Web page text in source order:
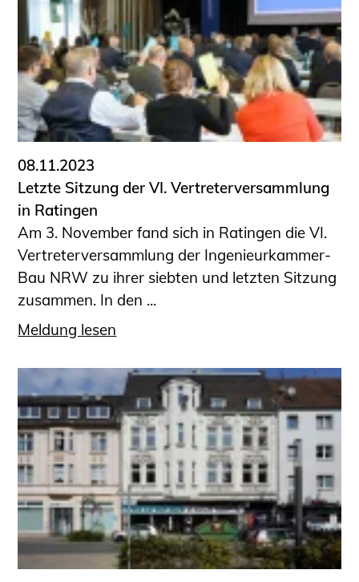
08.11.2023
Letzte Sitzung der VI. Vertreterversammlung
in Ratingen
Am 3. November fand sich in Ratingen die VI.
Vertreterversammlung der Ingenieurkammer-
Bau NRW zu ihrer siebten und letzten Sitzung
zusammen. In den ...
Meldung lesen